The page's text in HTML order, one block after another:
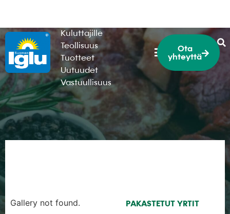
Kuluttajille
Teollisuus
Tuotteet
Uutuudet
Vastuullisuus
Ota
yhteyttä
Gallery not found. PAKASTETUT YRTIT